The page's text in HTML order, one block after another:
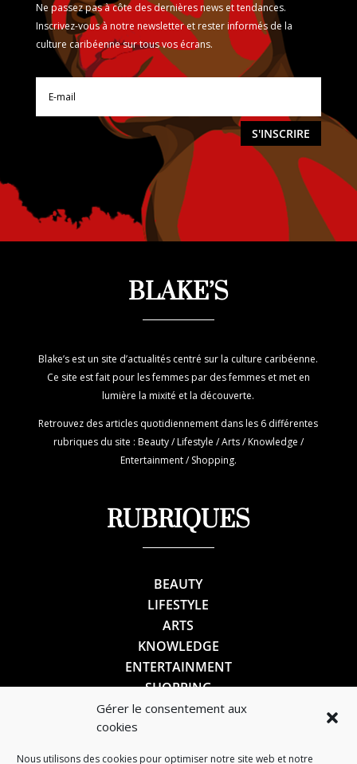
Gérer le consentement aux
cookies
Nous utilisons des cookies pour optimiser notre site web et notre
Ne passez pas à côte des dernières news et tendances.
Inscrivez-vous à notre newsletter et rester informés de la
culture caribéenne sur tous vos écrans.
S'INSCRIRE
BLAKE’S
Blake’s est un site d’actualités centré sur la culture caribéenne.
Ce site est fait pour les femmes par des femmes et met en
lumière la mixité et la découverte.
Retrouvez des articles quotidiennement dans les 6 différentes
rubriques du site : Beauty / Lifestyle / Arts / Knowledge /
Entertainment / Shopping.
RUBRIQUES
BEAUTY
LIFESTYLE
ARTS
KNOWLEDGE
ENTERTAINMENT
SHOPPING
SUIVEZ-NOUS